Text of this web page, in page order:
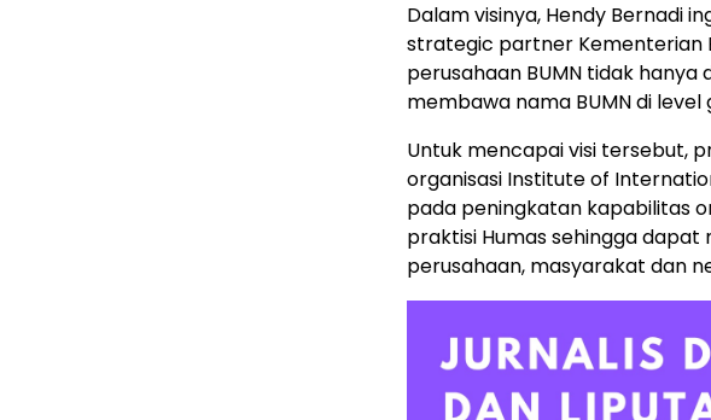
Dalam visinya, Hendy Bernadi
strategic partner Kementerian
perusahaan BUMN tidak
membawa nama BUMN di level
Untuk mencapai visi tersebut,
organisasi Institute of
pada peningkatan kapabilitas
praktisi Humas sehingga
perusahaan, masyarakat dan